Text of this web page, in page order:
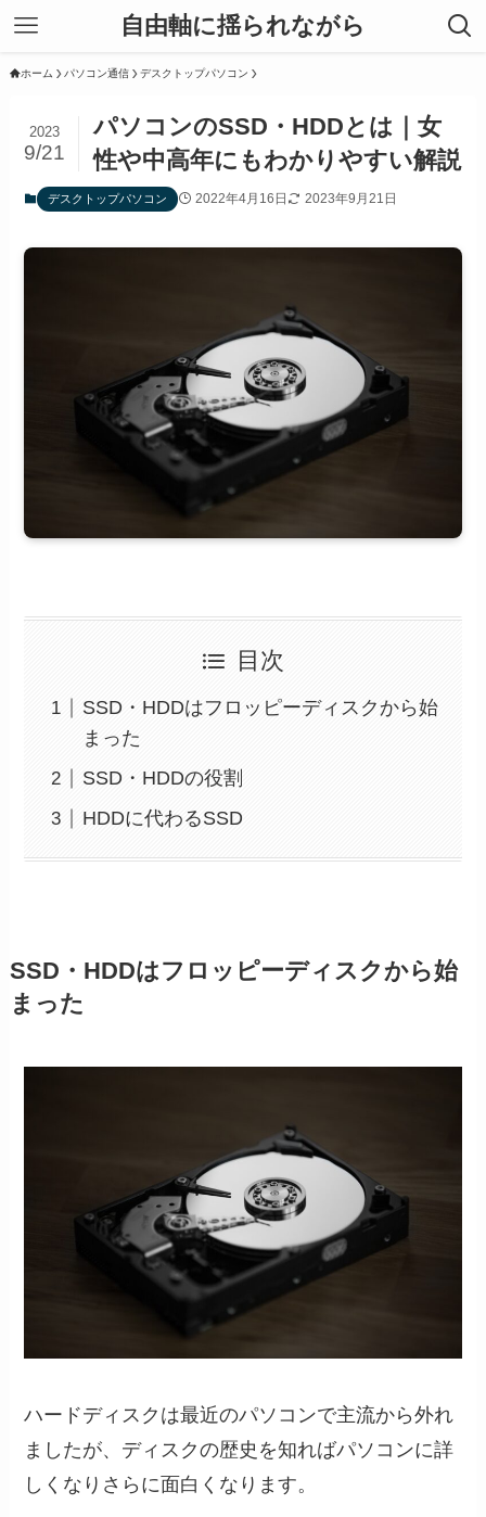
自由軸に揺られながら
ホーム パソコン通信 デスクトップパソコン
パソコンのSSD・HDDとは｜女
性や中高年にもわかりやすい解説
2023
9/21
デスクトップパソコン 2022年4月16日 2023年9月21日
目次
SSD・HDDはフロッピーディスクから始
まった
SSD・HDDの役割
HDDに代わるSSD
SSD・HDDはフロッピーディスクから始
まった
ハードディスクは最近のパソコンで主流から外れ
ましたが、ディスクの歴史を知ればパソコンに詳
しくなりさらに面白くなります。